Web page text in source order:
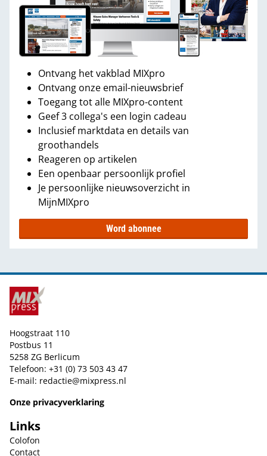
Ontvang het vakblad MIXpro
Ontvang onze email-nieuwsbrief
Toegang tot alle MIXpro-content
Geef 3 collega's een login cadeau
Inclusief marktdata en details van
groothandels
Reageren op artikelen
Een openbaar persoonlijk profiel
Je persoonlijke nieuwsoverzicht in
MijnMIXpro
Word abonnee
Hoogstraat 110
Postbus 11
5258 ZG Berlicum
Telefoon: +31 (0) 73 503 43 47
E-mail: redactie@mixpress.nl
Onze privacyverklaring
Links
Colofon
Contact